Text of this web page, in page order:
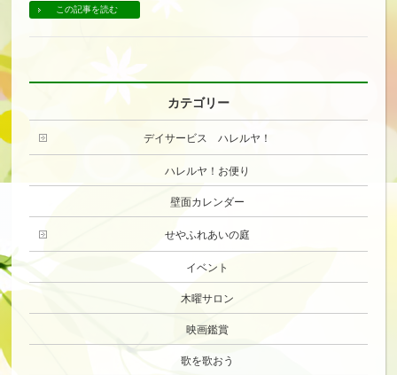
この記事を読む
カテゴリー
デイサービス ハレルヤ！
ハレルヤ！お便り
壁面カレンダー
せやふれあいの庭
イベント
木曜サロン
映画鑑賞
歌を歌おう